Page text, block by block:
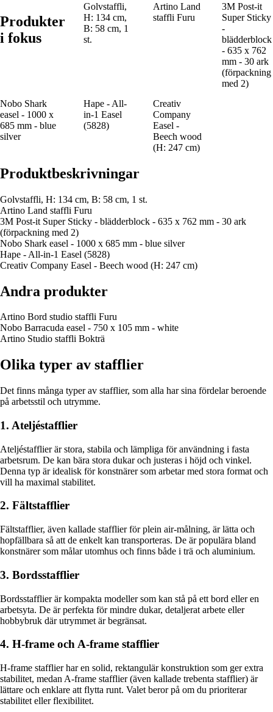
Produkter
i fokus
Golvstaffli,
H: 134 cm,
B: 58 cm, 1
st.
Artino Land
staffli Furu
3M Post-it
Super Sticky
-
blädderblock
- 635 x 762
mm - 30 ark
(förpackning
med 2)
Nobo Shark
easel - 1000 x
685 mm - blue
silver
Hape - All-
in-1 Easel
(5828)
Creativ
Company
Easel -
Beech wood
(H: 247 cm)
Produktbeskrivningar
Golvstaffli, H: 134 cm, B: 58 cm, 1 st.
Artino Land staffli Furu
3M Post-it Super Sticky - blädderblock - 635 x 762 mm - 30 ark
(förpackning med 2)
Nobo Shark easel - 1000 x 685 mm - blue silver
Hape - All-in-1 Easel (5828)
Creativ Company Easel - Beech wood (H: 247 cm)
Andra produkter
Artino Bord studio staffli Furu
Nobo Barracuda easel - 750 x 105 mm - white
Artino Studio staffli Bokträ
Olika typer av stafflier
Det finns många typer av stafflier, som alla har sina fördelar beroende
på arbetsstil och utrymme.
1. Ateljéstafflier
Ateljéstafflier är stora, stabila och lämpliga för användning i fasta
arbetsrum. De kan bära stora dukar och justeras i höjd och vinkel.
Denna typ är idealisk för konstnärer som arbetar med stora format och
vill ha maximal stabilitet.
2. Fältstafflier
Fältstafflier, även kallade stafflier för plein air-målning, är lätta och
hopfällbara så att de enkelt kan transporteras. De är populära bland
konstnärer som målar utomhus och finns både i trä och aluminium.
3. Bordsstafflier
Bordsstafflier är kompakta modeller som kan stå på ett bord eller en
arbetsyta. De är perfekta för mindre dukar, detaljerat arbete eller
hobbybruk där utrymmet är begränsat.
4. H-frame och A-frame stafflier
H-frame stafflier har en solid, rektangulär konstruktion som ger extra
stabilitet, medan A-frame stafflier (även kallade trebenta stafflier) är
lättare och enklare att flytta runt. Valet beror på om du prioriterar
stabilitet eller flexibilitet.